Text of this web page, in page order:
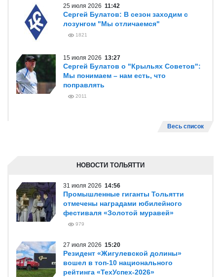
25 июля 2026 11:42
Сергей Булатов: В сезон заходим с
лозунгом "Мы отличаемся"
1821
15 июля 2026 13:27
Сергей Булатов о "Крыльях Советов":
Мы понимаем – нам есть, что
поправлять
2011
Весь список
НОВОСТИ ТОЛЬЯТТИ
31 июля 2026 14:56
Промышленные гиганты Тольятти
отмечены наградами юбилейного
фестиваля «Золотой муравей»
979
27 июля 2026 15:20
Резидент «Жигулевской долины»
вошел в топ-10 национального
рейтинга «ТехУспех-2026»